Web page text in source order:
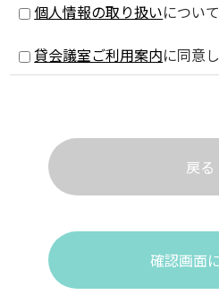
個人情報の取り扱いについ
貸会議室ご利用案内に同意
戻る
確認画面